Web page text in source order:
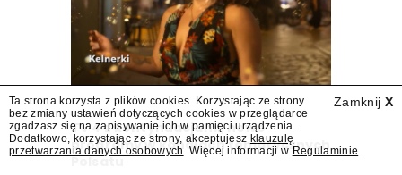
TV 4 z kontynuacjami, nowe
programy w kanałach tematycznych
Polsatu
Zamknij X
Ta strona korzysta z plików cookies. Korzystając ze strony
bez zmiany ustawień dotyczących cookies w przeglądarce
zgadzasz się na zapisywanie ich w pamięci urządzenia.
Dodatkowo, korzystając ze strony, akceptujesz klauzulę
przetwarzania danych osobowych . Więcej informacji w Regulaminie.